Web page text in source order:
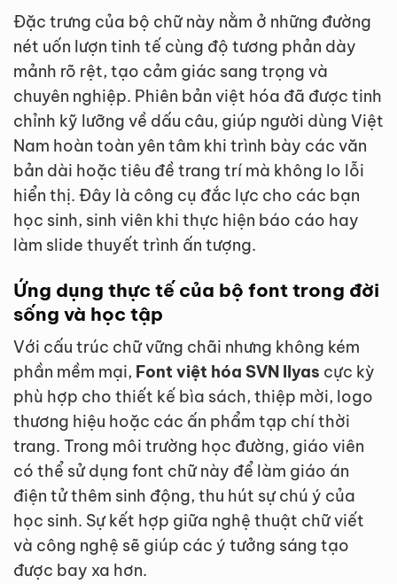
Đặc trưng của bộ chữ này nằm ở những đường
nét uốn lượn tinh tế cùng độ tương phản dày
mảnh rõ rệt, tạo cảm giác sang trọng và
chuyên nghiệp. Phiên bản việt hóa đã được tinh
chỉnh kỹ lưỡng về dấu câu, giúp người dùng Việt
Nam hoàn toàn yên tâm khi trình bày các văn
bản dài hoặc tiêu đề trang trí mà không lo lỗi
hiển thị. Đây là công cụ đắc lực cho các bạn
học sinh, sinh viên khi thực hiện báo cáo hay
làm slide thuyết trình ấn tượng.
Ứng dụng thực tế của bộ font trong đời
sống và học tập
Với cấu trúc chữ vững chãi nhưng không kém
phần mềm mại, Font việt hóa SVN Ilyas cực kỳ
phù hợp cho thiết kế bìa sách, thiệp mời, logo
thương hiệu hoặc các ấn phẩm tạp chí thời
trang. Trong môi trường học đường, giáo viên
có thể sử dụng font chữ này để làm giáo án
điện tử thêm sinh động, thu hút sự chú ý của
học sinh. Sự kết hợp giữa nghệ thuật chữ viết
và công nghệ sẽ giúp các ý tưởng sáng tạo
được bay xa hơn.